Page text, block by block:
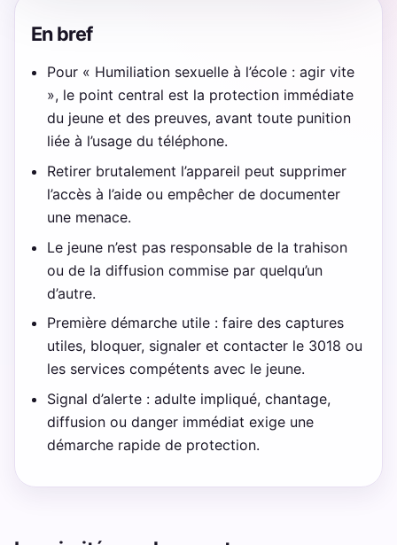
En bref
Pour « Humiliation sexuelle à l’école : agir vite
», le point central est la protection immédiate
du jeune et des preuves, avant toute punition
liée à l’usage du téléphone.
Retirer brutalement l’appareil peut supprimer
l’accès à l’aide ou empêcher de documenter
une menace.
Le jeune n’est pas responsable de la trahison
ou de la diffusion commise par quelqu’un
d’autre.
Première démarche utile : faire des captures
utiles, bloquer, signaler et contacter le 3018 ou
les services compétents avec le jeune.
Signal d’alerte : adulte impliqué, chantage,
diffusion ou danger immédiat exige une
démarche rapide de protection.